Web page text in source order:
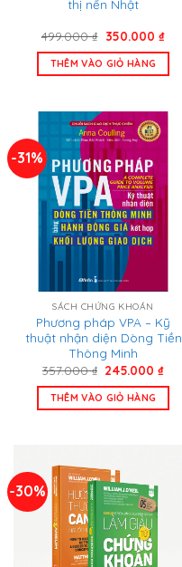
thị nến Nhật
499.000₫ Giá
là:
499.000 ₫.
350.000 ₫Giá
tại
THÊM VÀO GIỎ HÀNG
-31%
SÁCH CHỨNG KHOÁN
Phương pháp VPA – Kỹ
thuật nhận diện Dòng Tiền
Thông Minh
357.000₫ Giá
là:
357.000 ₫.
245.000₫Giá
tại
THÊM VÀO GIỎ HÀNG
-30%